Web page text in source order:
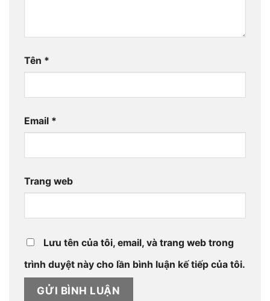
Tên *
Email *
Trang web
Lưu tên của tôi, email, và trang web trong
trình duyệt này cho lần bình luận kế tiếp của tôi.